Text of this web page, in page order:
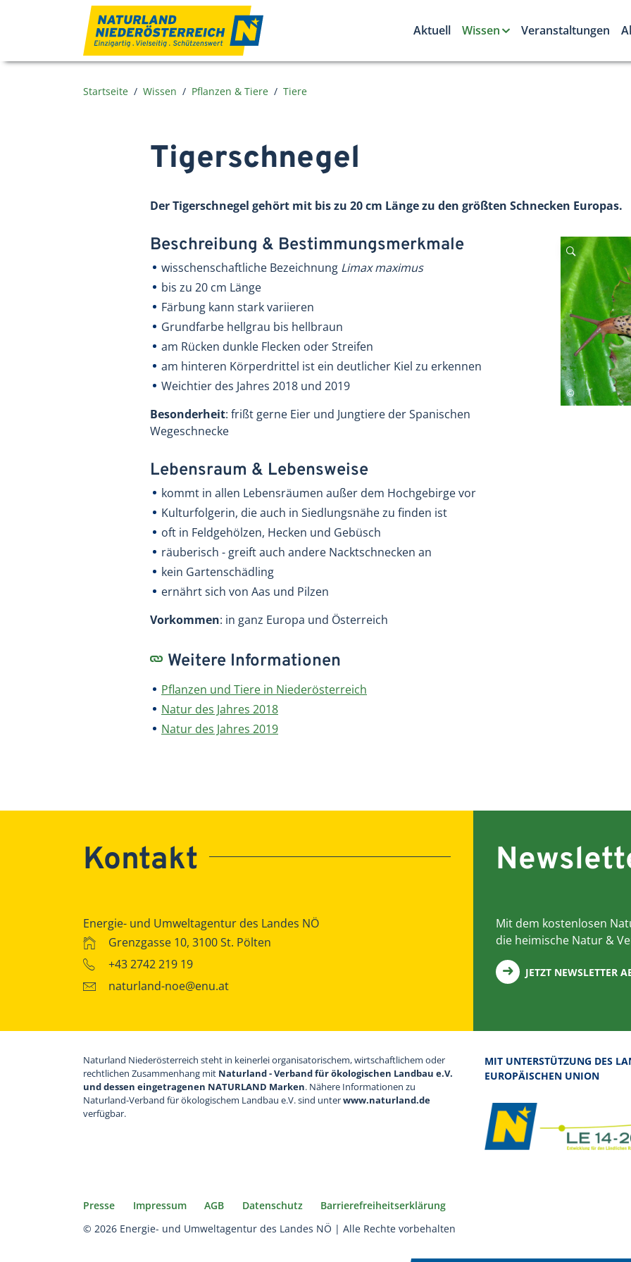
Aktuell
Wissen Veranstaltungen
Startseite Wissen Pflanzen & Tiere Tiere
Tigerschnegel
Der Tigerschnegel gehört mit bis zu 20 cm Länge zu den größten Schnecken Europas.
Beschreibung & Bestimmungsmerkmale
wisschenschaftliche Bezeichnung Limax maximus
bis zu 20 cm Länge
Färbung kann stark variieren
Grundfarbe hellgrau bis hellbraun
am Rücken dunkle Flecken oder Streifen
am hinteren Körperdrittel ist ein deutlicher Kiel zu erkennen
Weichtier des Jahres 2018 und 2019
Besonderheit: frißt gerne Eier und Jungtiere der Spanischen
Wegeschnecke
Lebensraum & Lebensweise
kommt in allen Lebensräumen außer dem Hochgebirge vor
Kulturfolgerin, die auch in Siedlungsnähe zu finden ist
oft in Feldgehölzen, Hecken und Gebüsch
räuberisch - greift auch andere Nacktschnecken an
kein Gartenschädling
ernährt sich von Aas und Pilzen
Vorkommen: in ganz Europa und Österreich
Weitere Informationen
Pflanzen und Tiere in Niederösterreich
Natur des Jahres 2018
Natur des Jahres 2019
Mit dem kostenlosen
die heimische Natur &
JETZT NEWSLETTER
Kontakt
Energie- und Umweltagentur des Landes NÖ
Grenzgasse 10, 3100 St. Pölten
+43 2742 219 19
naturland-noe@enu.at
Naturland Niederösterreich steht in keinerlei organisatorischem, wirtschaftlichem oder
rechtlichen Zusammenhang mit Naturland - Verband für ökologischen Landbau e.V.
und dessen eingetragenen NATURLAND Marken. Nähere Informationen zu
Naturland-Verband für ökologischem Landbau e.V. sind unterwww.naturland.de
verfügbar.
MIT UNTERSTÜTZUNG DES
EUROPÄISCHEN UNION
Presse Impressum AGB Datenschutz
Barrierefreiheitserklärung
© 2026 Energie- und Umweltagentur des Landes NÖ | Alle Rechte vorbehalten